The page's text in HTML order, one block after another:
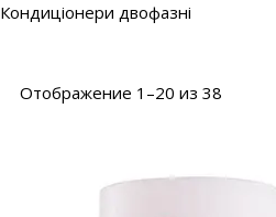
Кондиціонери двофазні
Отображение 1–20 из 38